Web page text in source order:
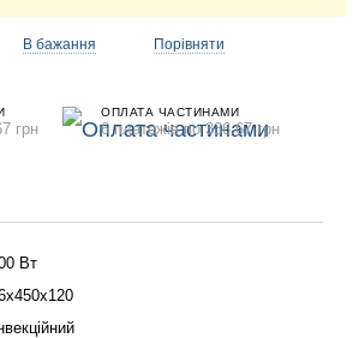
В бажання Порівняти
грн
ОПЛАТА ЧАСТИНАМИ
6 платежів по 336.67 грн
Вт